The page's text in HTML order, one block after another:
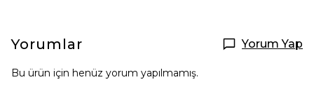
Yorumlar Yorum Yap
Bu ürün için henüz yorum yapılmamış.